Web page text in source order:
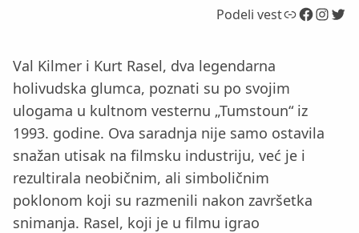
Podeli vestLink Facebook InstagramTwitter
Val Kilmer i Kurt Rasel, dva legendarna
holivudska glumca, poznati su po svojim
ulogama u kultnom vesternu „Tumstoun“ iz
1993. godine. Ova saradnja nije samo ostavila
snažan utisak na filmsku industriju, već je i
rezultirala neobičnim, ali simboličnim
poklonom koji su razmenili nakon završetka
snimanja. Rasel, koji je u filmu igrao